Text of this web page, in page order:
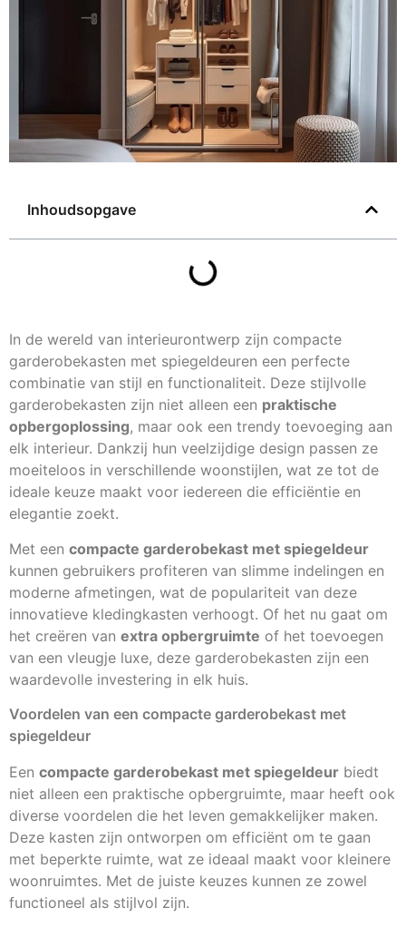
Inhoudsopgave
In de wereld van interieurontwerp zijn compacte
garderobekasten met spiegeldeuren een perfecte
combinatie van stijl en functionaliteit. Deze stijlvolle
garderobekasten zijn niet alleen een praktische
opbergoplossing, maar ook een trendy toevoeging aan
elk interieur. Dankzij hun veelzijdige design passen ze
moeiteloos in verschillende woonstijlen, wat ze tot de
ideale keuze maakt voor iedereen die efficiëntie en
elegantie zoekt.
Met een compacte garderobekast met spiegeldeur
kunnen gebruikers profiteren van slimme indelingen en
moderne afmetingen, wat de populariteit van deze
innovatieve kledingkasten verhoogt. Of het nu gaat om
het creëren van extra opbergruimte of het toevoegen
van een vleugje luxe, deze garderobekasten zijn een
waardevolle investering in elk huis.
Voordelen van een compacte garderobekast met
spiegeldeur
Een compacte garderobekast met spiegeldeur biedt
niet alleen een praktische opbergruimte, maar heeft ook
diverse voordelen die het leven gemakkelijker maken.
Deze kasten zijn ontworpen om efficiënt om te gaan
met beperkte ruimte, wat ze ideaal maakt voor kleinere
woonruimtes. Met de juiste keuzes kunnen ze zowel
functioneel als stijlvol zijn.